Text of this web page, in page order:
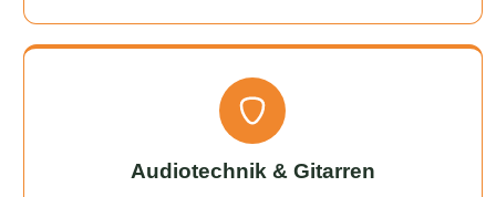
Audiotechnik & Gitarren